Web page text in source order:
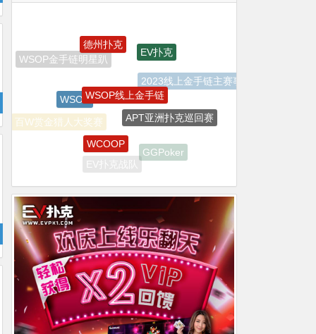
2023线上金手链主赛事
百W赏金猎人大奖赛
WSOP线上金手链
APT亚洲扑克巡回赛
GGPoker
EV扑克战队
WCOOP